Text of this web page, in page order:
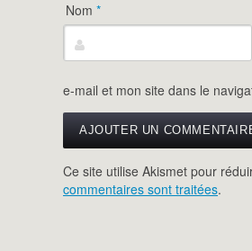
Nom *
e-mail et mon site dans le
Ce site utilise Akismet pour
commentaires sont traitées.